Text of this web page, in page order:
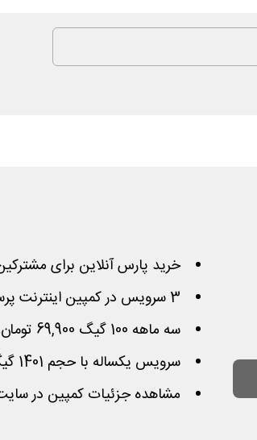
خرید پارس آنلاین برای مشترکین جدید
3 سرویس در کمپین اینترنت پرسرعت بدون تغییر قیمت
سه ماهه 100 گیگ 69,900 تومان، 600 گیگ 200 هزار تومان
سرویس یکساله با حجم 1401 گیگابایت قیمت 750,000 تومان
مشاهده جزئیات کمپین در